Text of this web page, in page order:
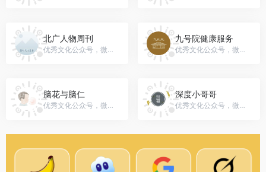
北广人物周刊
优秀文化公众号，微信号：bjbgrw
九号院健康服务
优秀文化公众号，微信号：gh_6c2b7fa8300e
脑花与脑仁
优秀文化公众号，微信号：littlemindfamily
深度小哥哥
优秀文化公众号，微信号：gh_367f2c3c9898